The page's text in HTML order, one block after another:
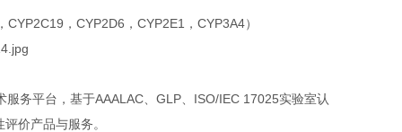
，CYP2D6，CYP2E1，CYP3A4）
务平台，基于AAALAC、GLP、ISO/IEC 17025实验室认
价产品与服务。